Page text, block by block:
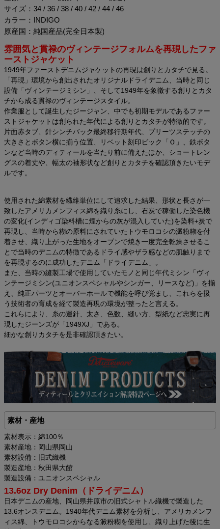
サイズ：34 / 36 / 38 / 40 / 42 / 44 / 46
カラー：INDIGO
原産国：純国産品(完全日本製)
雰囲気と貫禄のヴィンテージフォルムを再現したファ
ーストジャケット
1949年ファーストデニムジャケットの再現は創りとカタチで見る。
「再現」環境から創出されたオリジナルドライデニム、当時と同じ
設備「ヴィンテージミシン」、そして1949年を象徴する創りとカタ
チから成る貫禄のヴィンテージスタイル。
作業服として誕生したジージャン、中でも初期モデルであるファー
ストジャケットは創られた年代による創りとカタチが特徴的です。
片面赤タブ、針シンチバック最終移行期年代、プリーツステッチの
大きさとボタン横に揃う位置、リベット刻印ビック「Ｏ」、鉄ボタ
ンなど当時のディティールを当たり前に備えたほか、ショートレン
グスの着丈や、幅太の袖形状など創りとカタチを確認頂きたいモデ
ルです。
使用された綿素材を繊維単位にして追求した結果、形状と長さが一
致したアメリカメンフィス綿を織り糸にし、石炭で稼働した染色機
の変化(インディゴ染料槽に煙からの灰が混入していた)を染料+炭で
再現し、当時から糊の原料にされていたトウモロコシの澱粉糊を付
着させ、織り上がった生地をオーブンで焼き一度完全乾燥させるこ
とで当時のデニムの特徴であるドライ感やザラ感などの肌触りまで
を再現するのに成功したデニム「ドライデニム」。
また、当時の縫製工場で使用していたモノと同じ年代ミシン「ヴィ
ンテージミシン(ユニオンスペシャルやシンガー、リースなど)」を揃
え、純正パーツとオーバーホールで機能を呼び覚まし、これらを扱
う技術者の育成を経て製造再現の環境が整ったと言える。
これらにより、糸の運針、太さ、色数、縫い方、型紙など忠実に再
現したジーンズが「1949XJ」である。
細かな創りカタチを是非確認頂きたい。
素材・産地
素材表示：綿100％
素材産地：岡山県岡山
素材設備：旧式織機
製造産地：秋田県大館
製造設備：ユニオンスペシャル
13.6oz Dry Denim（ドライデニム）
日本デニムの産地、岡山県井原市の旧式シャトル織機で製造した
13.6オンスデニム。1940年代デニム素材を分析し、アメリカメンフ
ィス綿、トウモロコシからなる澱粉糊を使用し、織り上げた後に生